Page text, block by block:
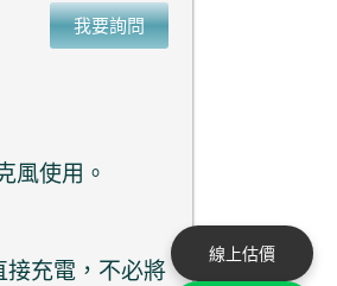
我要詢問
風使用。
接充電，不必將
線上估價